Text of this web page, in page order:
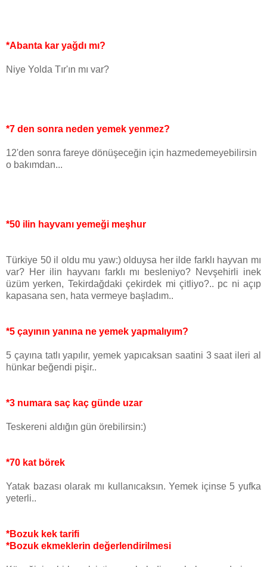
*Abanta kar yağdı mı?
Niye Yolda Tır'ın mı var?
*7 den sonra neden yemek yenmez?
12'den sonra fareye dönüşeceğin için hazmedemeyebilirsin
o bakımdan...
*50 ilin hayvanı yemeği meşhur
Türkiye 50 il oldu mu yaw:) olduysa her ilde farklı hayvan mı
var? Her ilin hayvanı farklı mı besleniyo? Nevşehirli inek
üzüm yerken, Tekirdağdaki çekirdek mi çitliyo?.. pc ni açıp
kapasana sen, hata vermeye başladım..
*5 çayının yanına ne yemek yapmalıyım?
5 çayına tatlı yapılır, yemek yapıcaksan saatini 3 saat ileri al
hünkar beğendi pişir..
*3 numara saç kaç günde uzar
Teskereni aldığın gün örebilirsin:)
*70 kat börek
Yatak bazası olarak mı kullanıcaksın. Yemek içinse 5 yufka
yeterli..
*Bozuk kek tarifi
*Bozuk ekmeklerin değerlendirilmesi